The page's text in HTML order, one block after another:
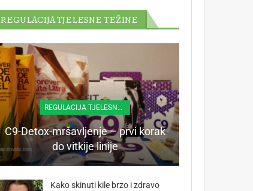
REGULACIJA TJELESNE TEŽINE
REGULACIJA TJELESNE TEŽINE
C9-Detox-mršavljenje – prvi korak
do vitkije linije
Kako skinuti kile brzo i zdravo